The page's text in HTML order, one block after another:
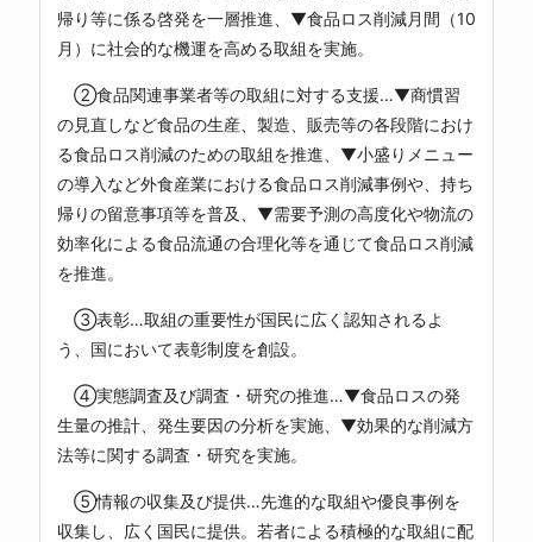
帰り等に係る啓発を一層推進、▼食品ロス削減月間（10
月）に社会的な機運を高める取組を実施。
②食品関連事業者等の取組に対する支援…▼商慣習
の見直しなど食品の生産、製造、販売等の各段階におけ
る食品ロス削減のための取組を推進、▼小盛りメニュー
の導入など外食産業における食品ロス削減事例や、持ち
帰りの留意事項等を普及、▼需要予測の高度化や物流の
効率化による食品流通の合理化等を通じて食品ロス削減
を推進。
③表彰…取組の重要性が国民に広く認知されるよ
う、国において表彰制度を創設。
④実態調査及び調査・研究の推進…▼食品ロスの発
生量の推計、発生要因の分析を実施、▼効果的な削減方
法等に関する調査・研究を実施。
⑤情報の収集及び提供…先進的な取組や優良事例を
収集し、広く国民に提供。若者による積極的な取組に配